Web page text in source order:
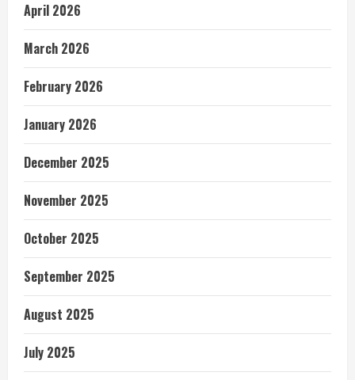
April 2026
March 2026
February 2026
January 2026
December 2025
November 2025
October 2025
September 2025
August 2025
July 2025